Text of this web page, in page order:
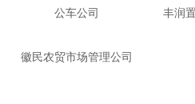
公车公司 丰润
徽民农贸市场管理公司